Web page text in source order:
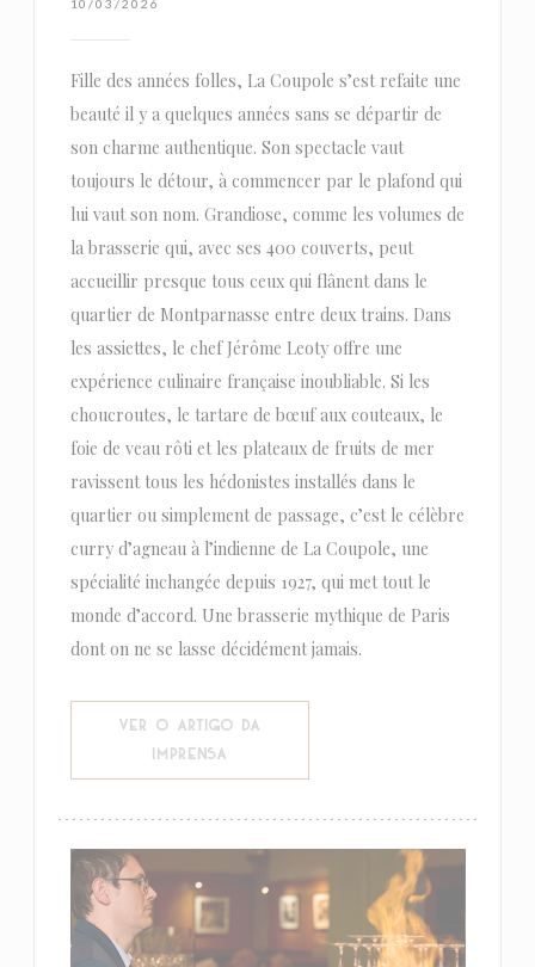
10/03/2026
Fille des années folles, La Coupole s’est refaite une
beauté il y a quelques années sans se départir de
son charme authentique. Son spectacle vaut
toujours le détour, à commencer par le plafond qui
lui vaut son nom. Grandiose, comme les volumes de
la brasserie qui, avec ses 400 couverts, peut
accueillir presque tous ceux qui flânent dans le
quartier de Montparnasse entre deux trains. Dans
les assiettes, le chef Jérôme Leoty offre une
expérience culinaire française inoubliable. Si les
choucroutes, le tartare de bœuf aux couteaux, le
foie de veau rôti et les plateaux de fruits de mer
ravissent tous les hédonistes installés dans le
quartier ou simplement de passage, c’est le célèbre
curry d’agneau à l’indienne de La Coupole, une
spécialité inchangée depuis 1927, qui met tout le
monde d’accord. Une brasserie mythique de Paris
dont on ne se lasse décidément jamais.
VER O ARTIGO DA
IMPRENSA